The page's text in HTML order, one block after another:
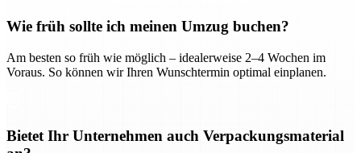
Wie früh sollte ich meinen Umzug buchen?
Am besten so früh wie möglich – idealerweise 2–4 Wochen im
Voraus. So können wir Ihren Wunschtermin optimal einplanen.
Bietet Ihr Unternehmen auch Verpackungsmaterial